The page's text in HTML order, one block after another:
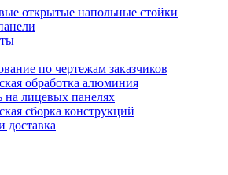
открытые напольные стойки
по чертежам заказчиков
обработка алюминия
на лицевых панелях
сборка конструкций
доставка